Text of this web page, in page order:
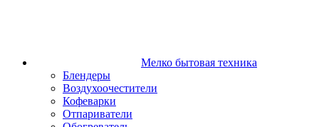
Мелко бытовая техника
Блендеры
Воздухоочестители
Кофеварки
Отпариватели